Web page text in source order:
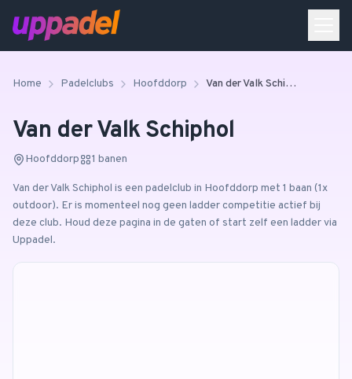
Home Padelclubs Hoofddorp Van der Valk Schiphol
Van der Valk Schiphol
Hoofddorp 1 banen
Van der Valk Schiphol is een padelclub in Hoofddorp met 1 baan (1x
outdoor). Er is momenteel nog geen ladder competitie actief bij
deze club. Houd deze pagina in de gaten of start zelf een ladder via
Uppadel.